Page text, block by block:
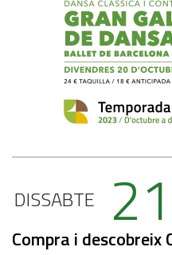
DISSABTE 21
Compra i descobreix